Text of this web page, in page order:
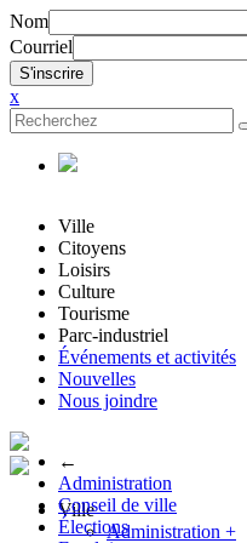
Nom
Courriel
x
Ville
Citoyens
Loisirs
Culture
Tourisme
Parc-industriel
Événements et activités
Nouvelles
Nous joindre
←
Administration
Conseil de ville
Élections
Ville
Administration +